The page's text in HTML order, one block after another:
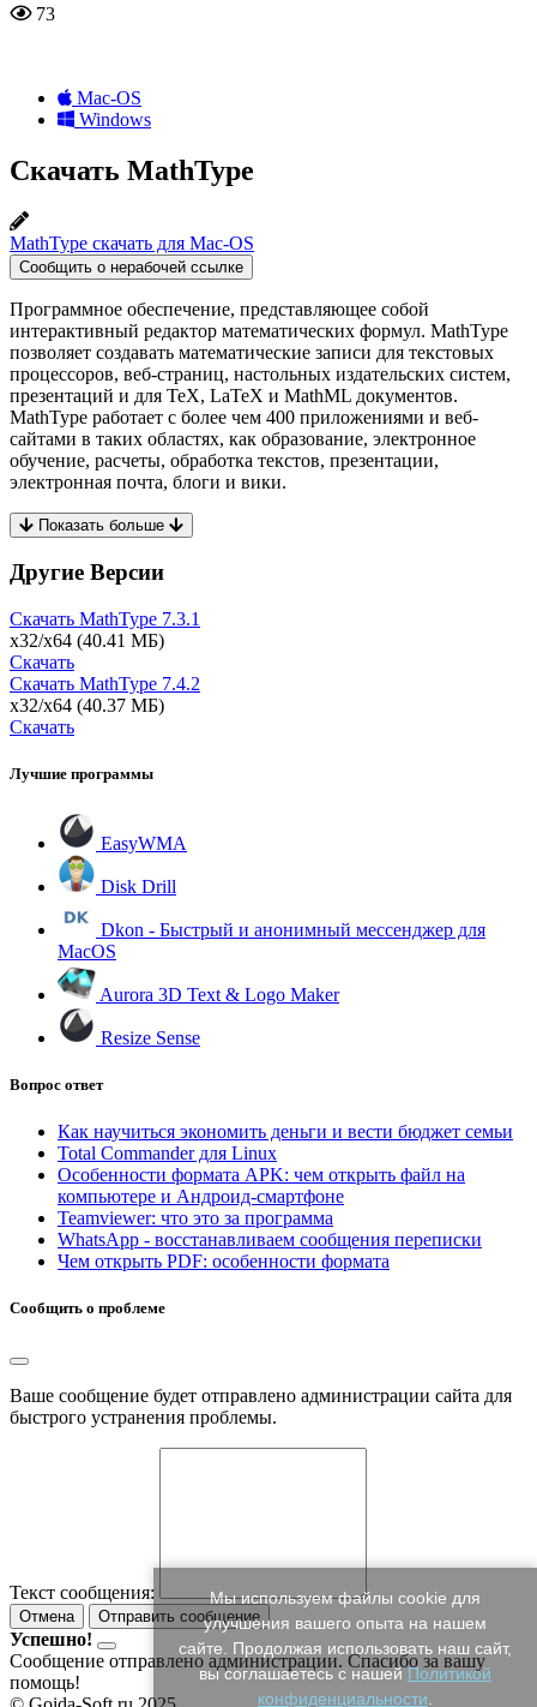
73
Mac-OS
Windows
Скачать MathType
MathType скачать для Mac-OS
Сообщить о нерабочей ссылке
Программное обеспечение, представляющее собой
интерактивный редактор математических формул. MathType
позволяет создавать математические записи для текстовых
процессоров, веб-страниц, настольных издательских систем,
презентаций и для TeX, LaTeX и MathML документов.
MathType работает с более чем 400 приложениями и веб-
сайтами в таких областях, как образование, электронное
обучение, расчеты, обработка текстов, презентации,
электронная почта, блоги и вики.
Показать больше
Другие Версии
Скачать MathType 7.3.1
x32/x64 (40.41 МБ)
Скачать
Скачать MathType 7.4.2
x32/x64 (40.37 МБ)
Скачать
Лучшие программы
EasyWMA
Disk Drill
Dkon - Быстрый и анонимный мессенджер для
MacOS
Aurora 3D Text & Logo Maker
Resize Sense
Вопрос ответ
Как научиться экономить деньги и вести бюджет семьи
Total Commander для Linux
Особенности формата APK: чем открыть файл на
компьютере и Андроид-смартфоне
Teamviewer: что это за программа
WhatsApp - восстанавливаем сообщения переписки
Чем открыть PDF: особенности формата
Сообщить о проблеме
Ваше сообщение будет отправлено администрации сайта для
быстрого устранения проблемы.
Текст сообщения:
Отмена Отправить сообщение
Успешно!
Сообщение отправлено администрации. Спасибо за вашу
помощь!
Мы используем файлы cookie для
улучшения вашего опыта на нашем
сайте. Продолжая использовать наш сайт,
вы соглашаетесь с нашейПолитикой
конфиденциальности